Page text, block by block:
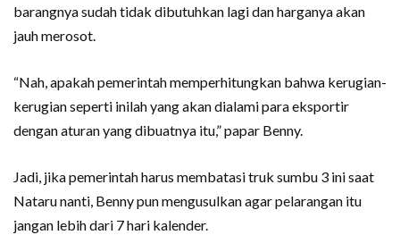
barangnya sudah tidak dibutuhkan lagi dan harganya akan
jauh merosot.
“Nah, apakah pemerintah memperhitungkan bahwa kerugian-
kerugian seperti inilah yang akan dialami para eksportir
dengan aturan yang dibuatnya itu,” papar Benny.
Jadi, jika pemerintah harus membatasi truk sumbu 3 ini saat
Nataru nanti, Benny pun mengusulkan agar pelarangan itu
jangan lebih dari 7 hari kalender.